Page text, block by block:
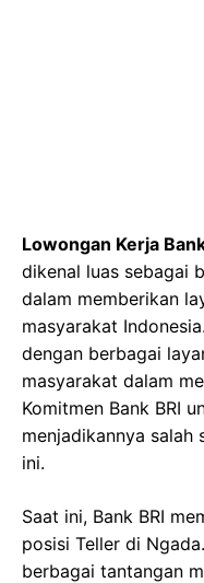
Lowongan Kerja
dikenal luas sebagai
dalam memberikan
masyarakat
dengan berbagai
masyarakat dalam
Komitmen Bank BRI
menjadikannya
ini.
Saat ini, Bank BRI
posisi Teller di
berbagai tantangan